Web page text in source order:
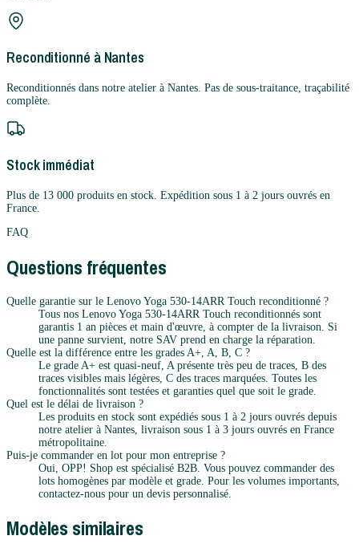
Reconditionné à Nantes
Reconditionnés dans notre atelier à Nantes. Pas de sous-traitance, traçabilité
complète.
Stock immédiat
Plus de 13 000 produits en stock. Expédition sous 1 à 2 jours ouvrés en
France.
FAQ
Questions fréquentes
Quelle garantie sur le Lenovo Yoga 530-14ARR Touch reconditionné ?
Tous nos Lenovo Yoga 530-14ARR Touch reconditionnés sont
garantis 1 an pièces et main d'œuvre, à compter de la livraison. Si
une panne survient, notre SAV prend en charge la réparation.
Quelle est la différence entre les grades A+, A, B, C ?
Le grade A+ est quasi-neuf, A présente très peu de traces, B des
traces visibles mais légères, C des traces marquées. Toutes les
fonctionnalités sont testées et garanties quel que soit le grade.
Quel est le délai de livraison ?
Les produits en stock sont expédiés sous 1 à 2 jours ouvrés depuis
notre atelier à Nantes, livraison sous 1 à 3 jours ouvrés en France
métropolitaine.
Puis-je commander en lot pour mon entreprise ?
Oui, OPP! Shop est spécialisé B2B. Vous pouvez commander des
lots homogènes par modèle et grade. Pour les volumes importants,
contactez-nous pour un devis personnalisé.
Modèles similaires